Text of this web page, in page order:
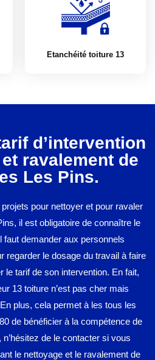
Etanchéité toiture 13
d’intervention
ravalement de
Les Pins.
pour nettoyer et pour ravaler
il est obligatoire de connaître le
faut demander aux personnels
regarder le dosage du travail à faire
le tarif de son intervention. En fait,
13 toiture n’est pas cher mais
plus, cela permet à les tous les
de bénéficier à la compétence de
de le contacter si vous
le nettoyage et le ravalement de